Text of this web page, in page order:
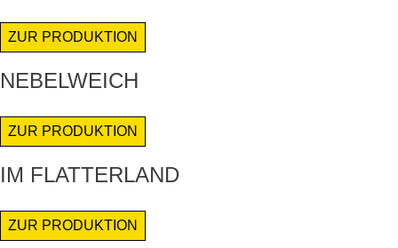
ZUR PRODUKTION
NEBELWEICH
ZUR PRODUKTION
IM FLATTERLAND
ZUR PRODUKTION